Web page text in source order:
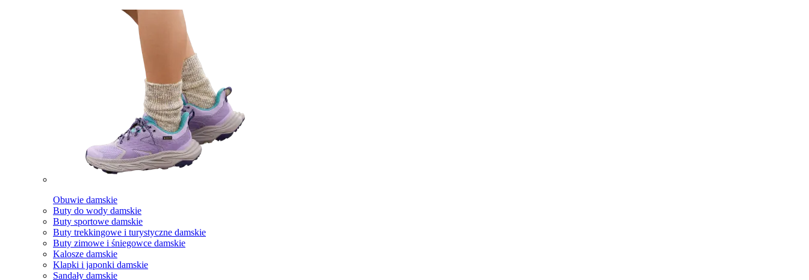
Obuwie damskie
Buty do wody damskie
Buty sportowe damskie
Buty trekkingowe i turystyczne damskie
Buty zimowe i śniegowce damskie
Kalosze damskie
Klapki i japonki damskie
Sandały damskie